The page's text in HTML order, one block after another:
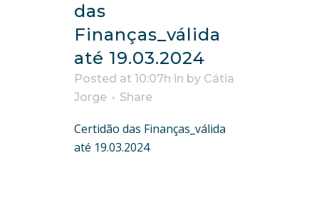
das
Finanças_válida
até 19.03.2024
Posted at 10:07h in by Cátia
Jorge
Share
Certidão das Finanças_válida
até 19.03.2024